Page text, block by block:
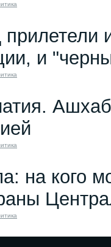
и
на кого